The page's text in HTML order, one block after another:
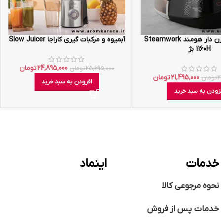
اتو بخار مخزن دار هومند Steamwork
1160H بژ
تومان 21,495,000تومان
به سبد خرید
آبمیوه و مرکبات گیری کاراجا Slow Juicer
25,695,000تومان 24,895,000تومان
افزودن به سبد خرید
خدمات
نحوه مرجوعی کالا
خدمات پس از فروش
اینماد